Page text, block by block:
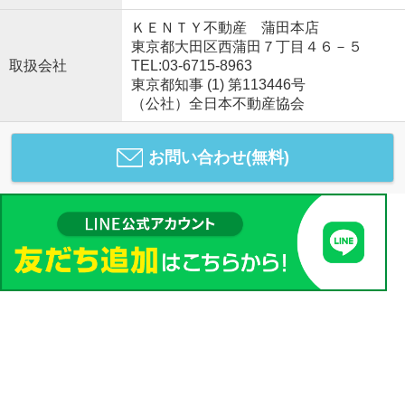
取扱会社
ＫＥＮＴＹ不動産 蒲田本店
東京都大田区西蒲田７丁目４６－５
TEL:03-6715-8963
東京都知事 (1) 第113446号
（公社）全日本不動産協会
お問い合わせ(無料)